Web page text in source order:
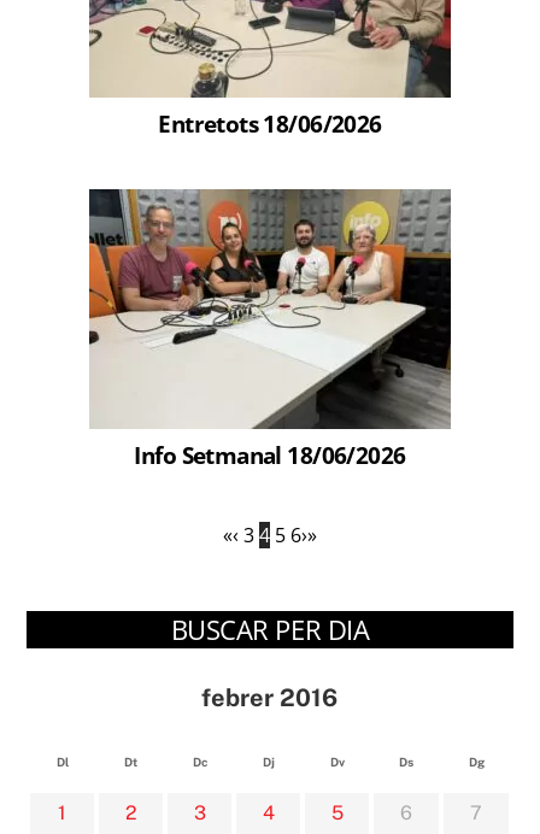
Entretots 18/06/2026
Info Setmanal 18/06/2026
«‹ 34 5 6›»
BUSCAR PER DIA
febrer 2016
Dl Dt Dc Dj Dv Ds Dg
1 2 3 4 5 6 7